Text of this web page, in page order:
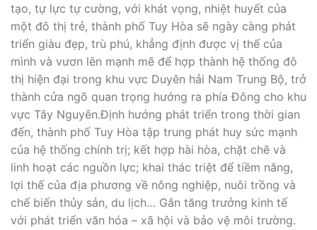
tạo, tự lực tự cường, với khát vọng, nhiệt huyết của
một đô thị trẻ, thành phố Tuy Hòa sẽ ngày càng phát
triển giàu đẹp, trù phú, khẳng định được vị thế của
mình và vươn lên mạnh mẽ để hợp thành hệ thống đô
thị hiện đại trong khu vực Duyên hải Nam Trung Bộ, trở
thành cửa ngõ quan trọng hướng ra phía Đông cho khu
vực Tây Nguyên.Định hướng phát triển trong thời gian
đến, thành phố Tuy Hòa tập trung phát huy sức mạnh
của hệ thống chính trị; kết hợp hài hòa, chặt chẽ và
linh hoạt các nguồn lực; khai thác triệt để tiềm năng,
lợi thế của địa phương về nông nghiệp, nuôi trồng và
chế biến thủy sản, du lịch… Gắn tăng trưởng kinh tế
với phát triển văn hóa – xã hội và bảo vệ môi trường.